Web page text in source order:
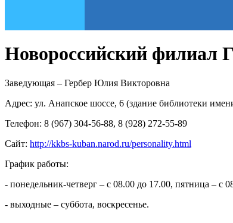
Новороссийский
Заведующая – Гербер Юлия Викторовна
Адрес: ул. Анапское шоссе, 6 (здание библиотеки
Телефон: 8 (967) 304-56-88, 8 (928) 272-55-89
Сайт: http://kkbs-kuban.narod.ru/personality.html
График работы:
- понедельник-четверг – с 08.00 до 17.00, пятница – с
- выходные – суббота, воскресенье.